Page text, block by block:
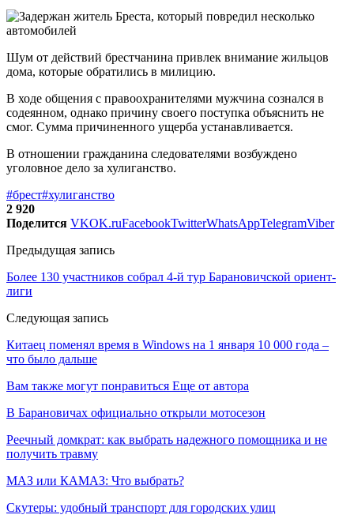
Шум от действий брестчанина привлек внимание жильцов
дома, которые обратились в милицию.
В ходе общения с правоохранителями мужчина сознался в
содеянном, однако причину своего поступка объяснить не
смог. Сумма причиненного ущерба устанавливается.
В отношении гражданина следователями возбуждено
уголовное дело за хулиганство.
#брест#хулиганство
2 920
Поделится VKOK.ruFacebookTwitterWhatsAppTelegramViber
Предыдущая запись
Более 130 участников собрал 4-й тур Барановичской ориент-
лиги
Следующая запись
Китаец поменял время в Windows на 1 января 10 000 года –
что было дальше
Вам также могут понравиться Еще от автора
В Барановичах официально открыли мотосезон
Реечный домкрат: как выбрать надежного помощника и не
получить травму
МАЗ или КАМАЗ: Что выбрать?
Скутеры: удобный транспорт для городских улиц